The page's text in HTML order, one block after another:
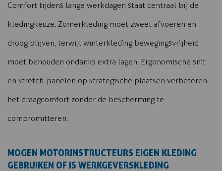
Comfort tijdens lange werkdagen staat centraal bij de
kledingkeuze. Zomerkleding moet zweet afvoeren en
droog blijven, terwijl winterkleding bewegingsvrijheid
moet behouden ondanks extra lagen. Ergonomische snit
en stretch-panelen op strategische plaatsen verbeteren
het draagcomfort zonder de bescherming te
compromitteren.
MOGEN MOTORINSTRUCTEURS EIGEN KLEDING
GEBRUIKEN OF IS WERKGEVERSKLEDING